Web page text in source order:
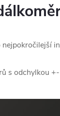
s odchylkou